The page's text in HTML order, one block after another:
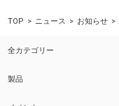
TOP ニュース お知らせ
全カテゴリー
製品